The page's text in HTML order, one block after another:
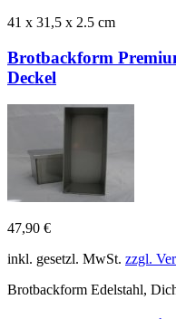
41 x 31,5 x 2.5 cm
Brotbackform
Deckel
47,90 €
inkl. gesetzl. MwSt. zzgl.
Brotbackform Edelstahl,